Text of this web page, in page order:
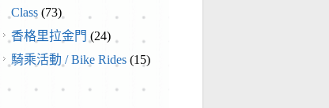
Class (73)
香格里拉金門 (24)
騎乘活動 / Bike Rides (15)